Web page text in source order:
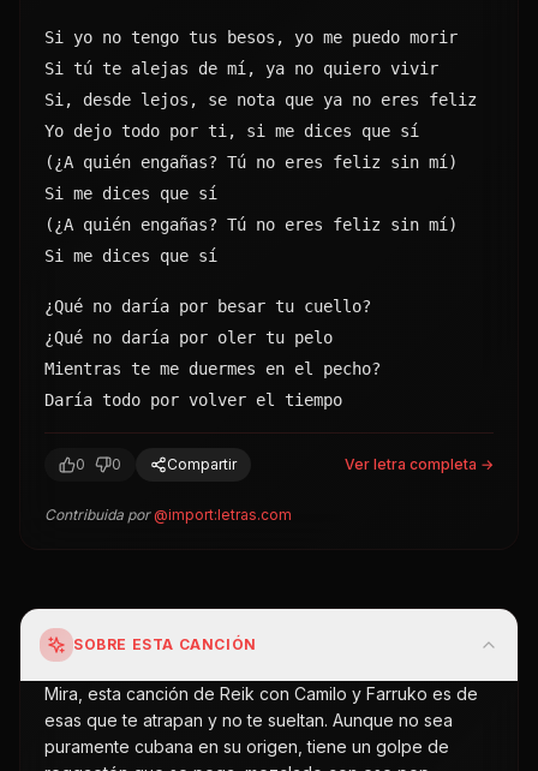
Si yo no tengo tus besos, yo me puedo morir
Si tú te alejas de mí, ya no quiero vivir
Si, desde lejos, se nota que ya no eres feliz
Yo dejo todo por ti, si me dices que sí
(¿A quién engañas? Tú no eres feliz sin mí)
Si me dices que sí
(¿A quién engañas? Tú no eres feliz sin mí)
Si me dices que sí
¿Qué no daría por besar tu cuello?
¿Qué no daría por oler tu pelo
Mientras te me duermes en el pecho?
Daría todo por volver el tiempo
0 0 Compartir Ver letra completa →
Contribuida por @import:letras.com
SOBRE ESTA CANCIÓN
Mira, esta canción de Reik con Camilo y Farruko es de
esas que te atrapan y no te sueltan. Aunque no sea
puramente cubana en su origen, tiene un golpe de